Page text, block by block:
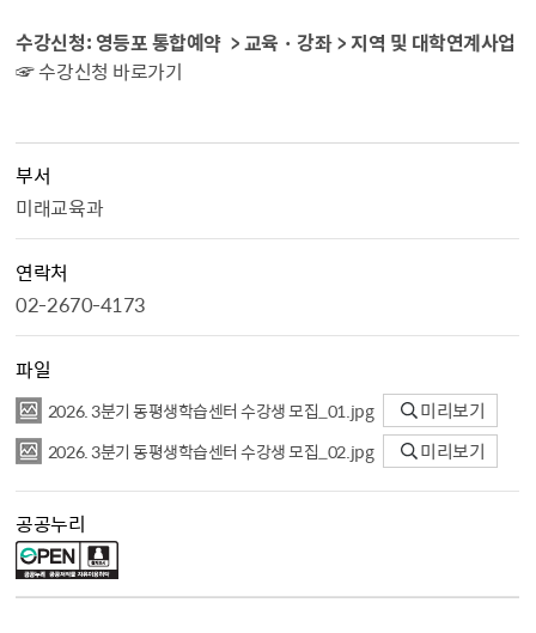
수강신청: 영등포 통합예약 > 교육 · 강좌 > 지역 및 대학연계사업
☞ 수강신청 바로가기
부서
미래교육과
연락처
02-2670-4173
파일
2026. 3분기 동평생학습센터 수강생 모집_01.jpg
미리보기
2026. 3분기 동평생학습센터 수강생 모집_02.jpg
미리보기
공공누리